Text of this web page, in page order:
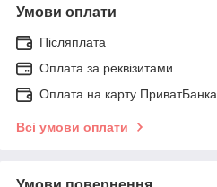
Умови оплати
Післяплата
Оплата за реквізитами
Оплата на карту ПриватБанка
Всі умови оплати